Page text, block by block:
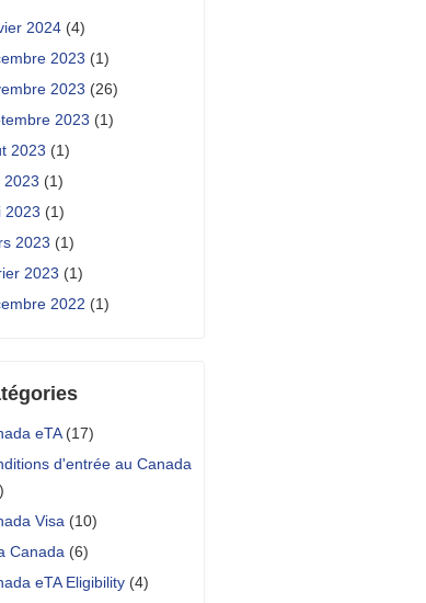
2024 (4)
2023 (1)
2023 (26)
2023 (1)
2023 (1)
2023 (1)
2023 (1)
2023 (1)
2023 (1)
2022 (1)
eTA(17)
d'entrée au Canada
Visa (10)
Canada (6)
eTA Eligibility (4)